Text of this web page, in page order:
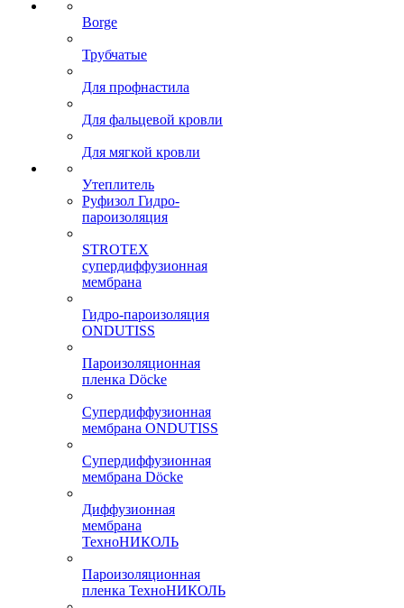
Borge
Трубчатые
Для профнастила
Для фальцевой кровли
Для мягкой кровли
Утеплитель
Руфизол Гидро-
пароизоляция
STROTEX
супердиффузионная
мембрана
Гидро-пароизоляция
ONDUTISS
Пароизоляционная
пленка Döcke
Супердиффузионная
мембрана ONDUTISS
Супердиффузионная
мембрана Döcke
Диффузионная
мембрана
ТехноНИКОЛЬ
Пароизоляционная
пленка ТехноНИКОЛЬ